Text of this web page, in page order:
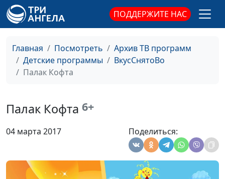
ПОДДЕРЖИТЕ НАС
Главная Посмотреть
Архив ТВ программ
Детские программы
ВкусСнятоВо
Палак Кофта
Палак Кофта 6+
04 марта 2017 Поделиться:
(Рождество)
Ронжина, Егор Козуля
(белое)
Квашеная капуста
Калягин, Алена Ронжина
настроения
Калягин, Алена Ронжина